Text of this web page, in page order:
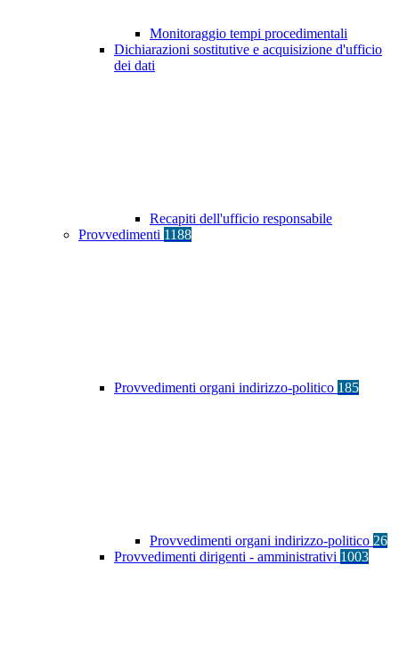
Monitoraggio tempi procedimentali
Dichiarazioni sostitutive e acquisizione d'ufficio
dei dati
Recapiti dell'ufficio responsabile
Provvedimenti 1188
Provvedimenti organi indirizzo-politico 185
Provvedimenti organi indirizzo-politico 26
Provvedimenti dirigenti - amministrativi 1003